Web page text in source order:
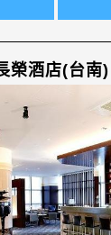
榮酒店(台南)